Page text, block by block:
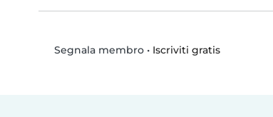
Segnala membro• Iscriviti gratis